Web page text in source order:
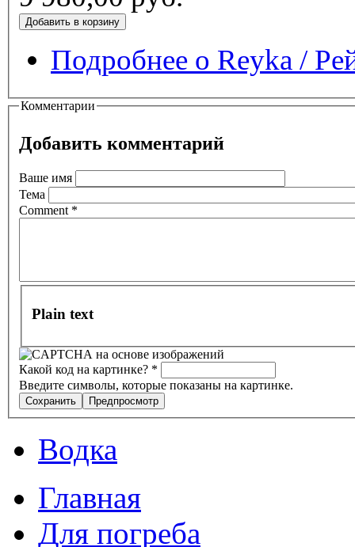
Подробнее о Reyka /
Комментарии
Добавить комментарий
Ваше имя
Тема
Comment *
Plain text
Какой код на картинке? *
Введите символы, которые показаны на картинке.
Водка
Главная
Для погреба